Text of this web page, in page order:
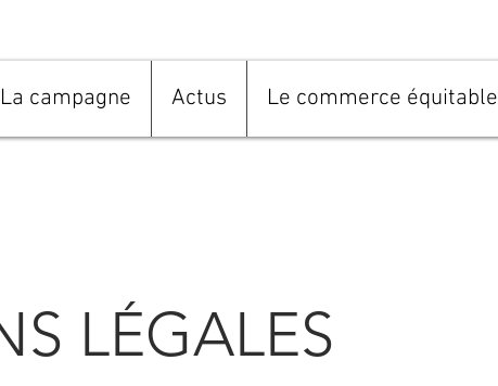
La campagne Actus Le commerce équitable
LÉGALES